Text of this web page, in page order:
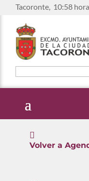
Tacoronte, 10:58

Volver a